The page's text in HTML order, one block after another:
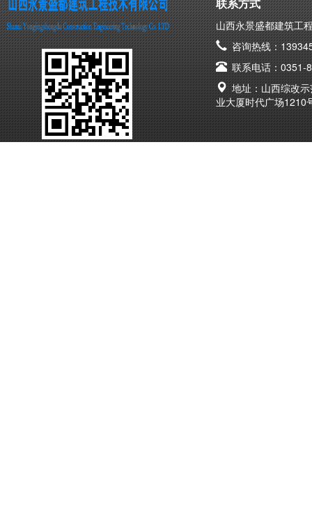
山西永景盛都建筑工
咨询热线：
联系电话：0351-
地址：山西综改
业大厦时代广场1210